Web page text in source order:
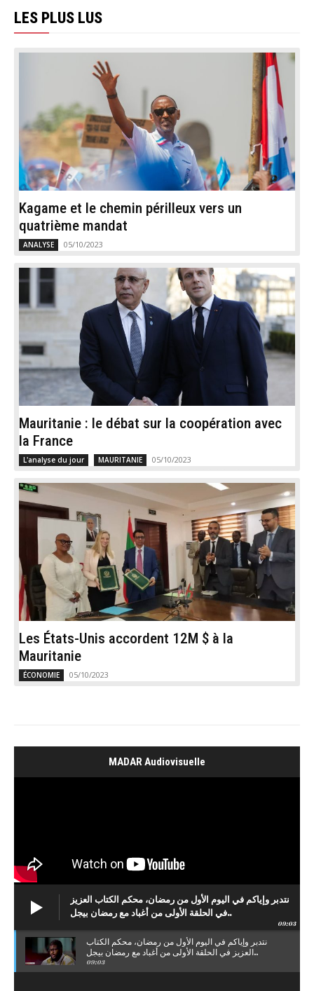
LES PLUS LUS
Kagame et le chemin périlleux vers un
quatrième mandat
ANALYSE 05/10/2023
Mauritanie : le débat sur la coopération avec
la France
L'analyse du jour MAURITANIE 05/10/2023
Les États-Unis accordent 12M $ à la
Mauritanie
ÉCONOMIE 05/10/2023
MADAR Audiovisuelle
نتدبر وإياكم في اليوم الأول من رمضان، محكم الكتاب العزيز
في الحلقة الأولى من أغباد مع رمضان بيجل..
09:03
نتدبر وإياكم في اليوم الأول من رمضان، محكم الكتاب
العزيز في الحلقة الأولى من أغباد مع رمضان بيجل..
09:03